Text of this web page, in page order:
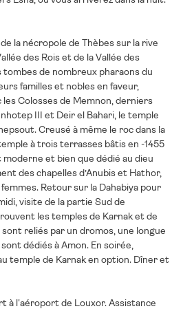
la nécropole de Thèbes sur la rive
des Rois et de la Vallée des
de nombreux pharaons du
familles et nobles en faveur,
Colosses de Memnon, derniers
III et Deir el Bahari, le temple
Creusé à même le roc dans la
à trois terrasses bâtis en -1455
et bien que dédié au dieu
des chapelles d’Anubis et Hathor,
Retour sur la Dahabiya pour
visite de la partie Sud de
les temples de Karnak et de
reliés par un dromos, une longue
dédiés à Amon. En soirée,
temple de Karnak en option. Dîner et
à l'aéroport de Louxor. Assistance